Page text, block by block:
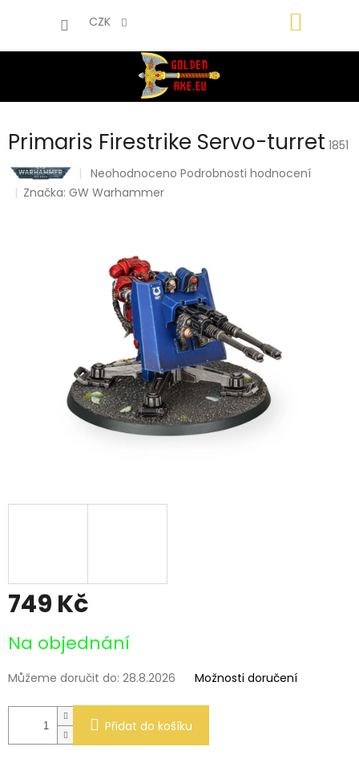
CZK
Primaris Firestrike Servo-turret 1851
Průměrné
hodnocení
hvězdiček.
Neohodnoceno Podrobnosti hodnocení
Značka:GW Warhammer
749 Kč
cena:
Na objednání
Můžeme doručit do: 28.8.2026 Možnosti doručení
Přidat do košíku